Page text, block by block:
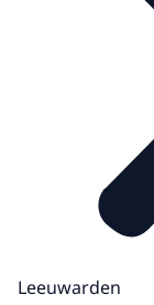
Leeuwarden